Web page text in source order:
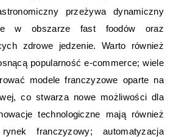
przeżywa dynamiczny
w obszarze fast foodów oraz
zdrowe jedzenie. Warto również
popularność e-commerce; wiele
modele franczyzowe oparte na
co stwarza nowe możliwości dla
technologiczne mają również
franczyzowy; automatyzacja